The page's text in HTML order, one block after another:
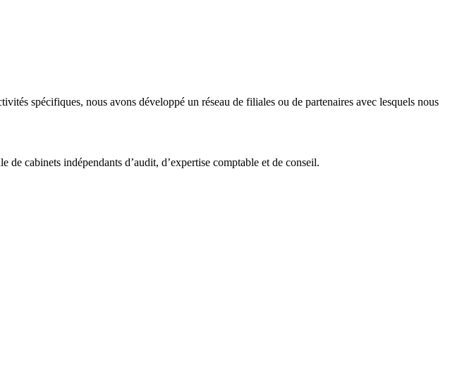
spécifiques, nous avons développé un réseau de filiales ou de partenaires avec lesquels nous
cabinets indépendants d’audit, d’expertise comptable et de conseil.